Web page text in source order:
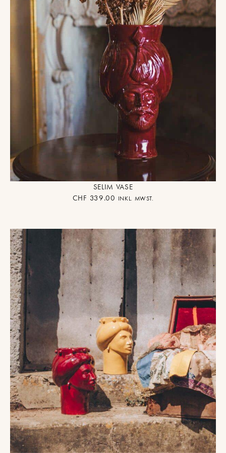
SELIM VASE
CHF 339.00 INKL. MWST.